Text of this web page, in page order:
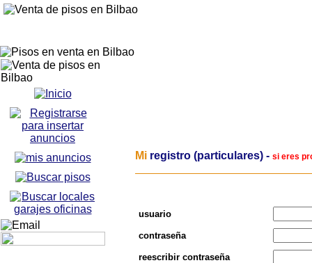
Mi registro (particulares) - si eres
usuario
contraseña
reescribir contraseña